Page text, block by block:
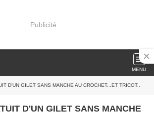
Publicité
MENU
D'UN GILET SANS MANCHE AU CROCHET...ET TRICOT..
D'UN GILET SANS MANCHE